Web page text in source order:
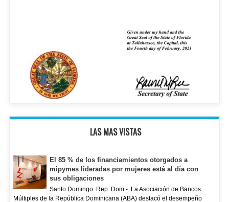
LAS MAS VISTAS
El 85 % de los financiamientos otorgados a
mipymes lideradas por mujeres está al día con
sus obligaciones
Santo Domingo. Rep. Dom.- La Asociación de Bancos
Múltiples de la República Dominicana (ABA) destacó el desempeño